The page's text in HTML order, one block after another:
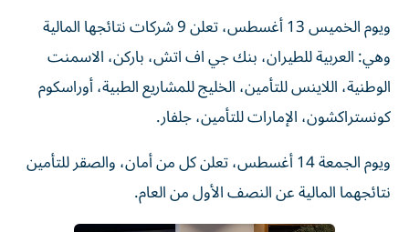
ويوم الخميس 13 أغسطس، تعلن 9 شركات نتائجها المالية
وهي: العربية للطيران، بنك جي اف اتش، باركن، الاسمنت
الوطنية، اللاينس للتأمين، الخليج للمشاريع الطبية، أوراسكوم
كونستراكشون، الإمارات للتأمين، جلفار.
ويوم الجمعة 14 أغسطس، تعلن كل من أمان، والصقر للتأمين
نتائجهما المالية عن النصف الأول من العام.